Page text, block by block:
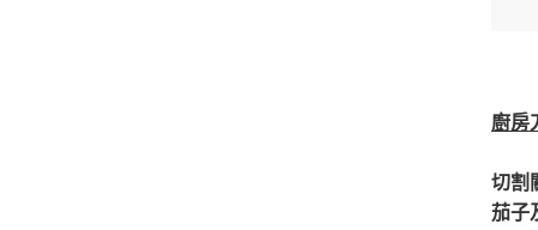
廚房
切割
茄子